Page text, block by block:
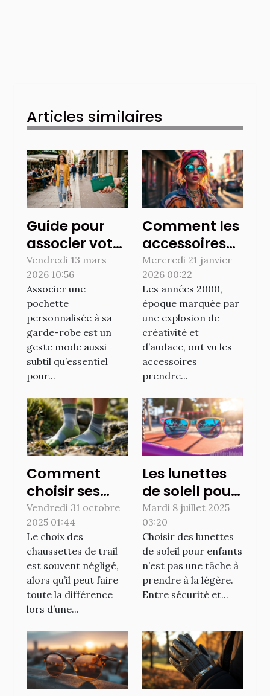
Articles similaires
Guide pour
associer votre
pochette
personnalisée
à votre
garde-robe
Vendredi 13 mars
2026 10:56
Associer une
pochette
personnalisée à sa
garde-robe est un
geste mode aussi
subtil qu’essentiel
pour...
Comment les
accessoires
définissent-
ils les
tendances
des années
2000 ?
Mercredi 21 janvier
2026 00:22
Les années 2000,
époque marquée par
une explosion de
créativité et
d’audace, ont vu les
accessoires
prendre...
Comment
choisir ses
chaussettes
de trail pour
éviter les
ampoules ?
Vendredi 31 octobre
2025 01:44
Le choix des
chaussettes de trail
est souvent négligé,
alors qu’il peut faire
toute la différence
lors d’une...
Les lunettes
de soleil pour
enfants :
sécurité et
style
Mardi 8 juillet 2025
03:20
Choisir des lunettes
de soleil pour enfants
n’est pas une tâche à
prendre à la légère.
Entre sécurité et...